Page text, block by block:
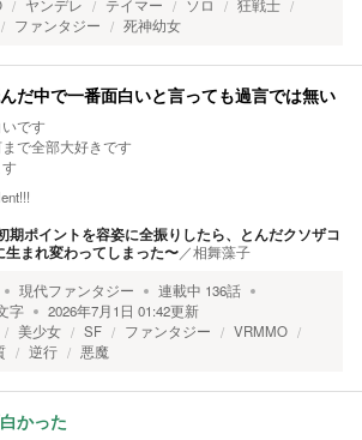
ヤンデレ テイマー ソロ
狂戦士
ファンタジー 死神幼女
だ中で一番面白いと言っても過言では無い
です
で全部大好きです
期ポイントを容姿に全振りしたら、とんだクソザコ
生まれ変わってしまった〜／相舞藻子
現代ファンタジー 連載中 136話
字 2026年7月1日 01:42更新
美少女 SF ファンタジー
VRMMO
逆行 悪魔
かった